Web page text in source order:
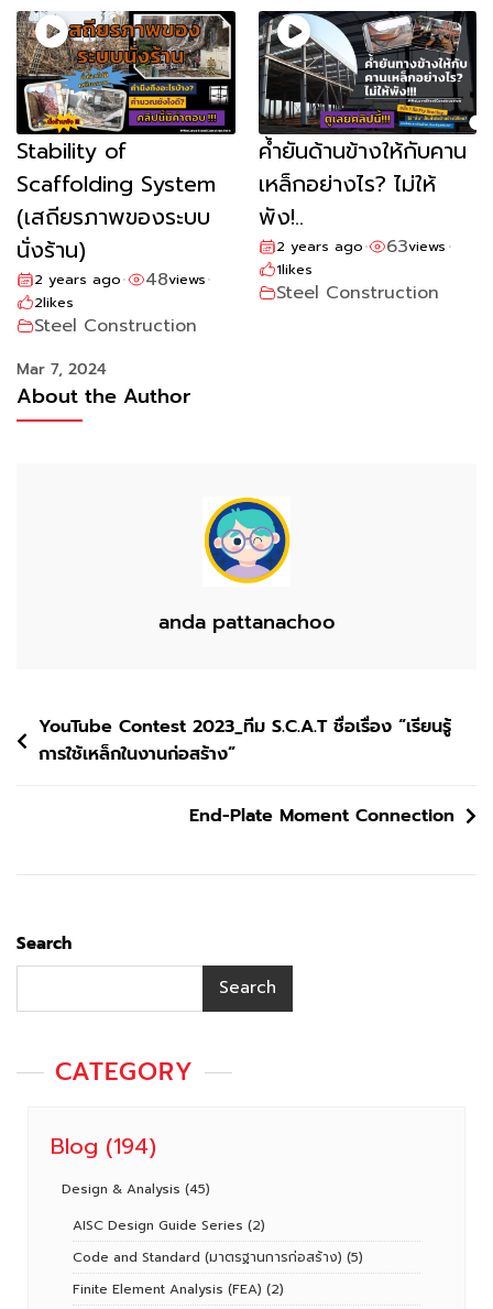
Stability of
Scaffolding System
(เสถียรภาพของระบบ
นั่งร้าน)
2 years ago• 48views•
2likes
Steel Construction
ค้ำยันด้านข้างให้กับคาน
เหล็กอย่างไร? ไม่ให้
พัง!..
2 years ago• 63views •
1likes
Steel Construction
Mar 7, 2024
About the Author
anda pattanachoo
Post
navigation
YouTube Contest 2023_ทีม S.C.A.T ชื่อเรื่อง “เรียนรู้
การใช้เหล็กในงานก่อสร้าง”
End-Plate Moment Connection
Search
Search
CATEGORY
Blog (194)
Design & Analysis (45)
AISC Design Guide Series (2)
Code and Standard (มาตรฐานการก่อสร้าง) (5)
Finite Element Analysis (FEA) (2)